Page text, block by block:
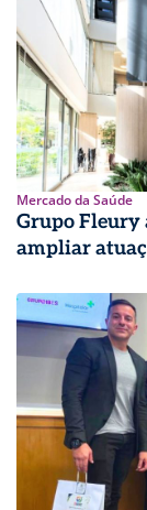
Mercado da Saúde
Grupo Fleury
ampliar